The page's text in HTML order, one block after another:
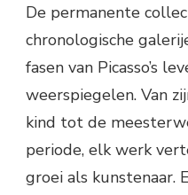
De permanente
chronologische
fasen van Picasso’s
weerspiegelen. Van
kind tot de
periode, elk werk
groei als kunstenaar.